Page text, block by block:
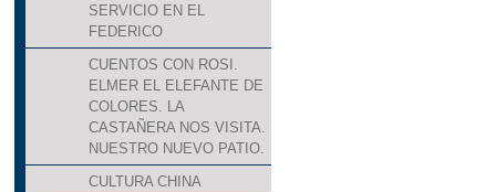
SERVICIO EN EL
FEDERICO
CUENTOS CON ROSI.
ELMER EL ELEFANTE DE
COLORES. LA
CASTAÑERA NOS VISITA.
NUESTRO NUEVO PATIO.
CULTURA CHINA